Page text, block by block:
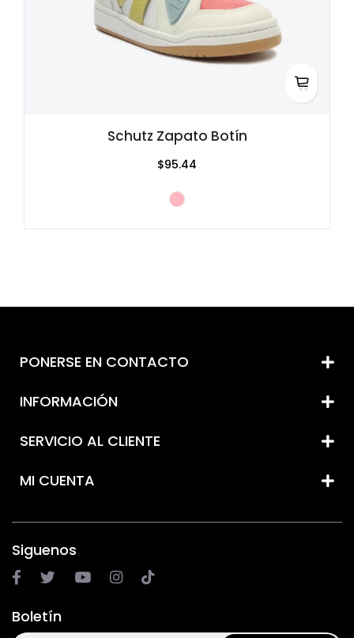
Schutz Zapato Botín
$95.44
PONERSE EN CONTACTO
INFORMACIÓN
SERVICIO AL CLIENTE
MI CUENTA
Siguenos
Boletín